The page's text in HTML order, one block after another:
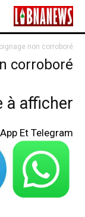
non corroboré
corroboré
à afficher
Et Telegram